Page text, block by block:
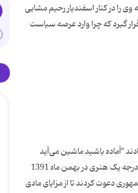
را در کنار اسفندیار رحیم مشایی
گیرد که چرا وارد عرصه سیاست
اطلاع دادند "آماده باشید ماشین می‌آید
دنبالتان" خوشحال شدم. ماه‌ها برای ثبت بنیاد دویده بودم. چند روز قبل از مراسمِ اعطای نشانِ درجه یک هنری در بهمن ماه 1391
دعوت کردند تا از مزایای مادی